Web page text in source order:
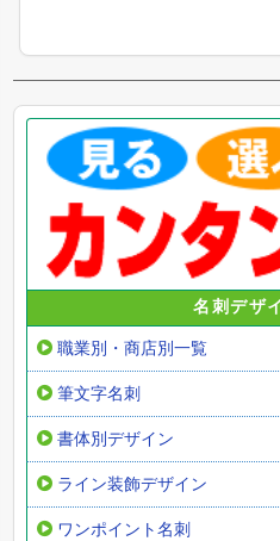
名刺デザ
職業別・商店別一覧
筆文字名刺
書体別デザイン
ライン装飾デザイン
ワンポイント名刺